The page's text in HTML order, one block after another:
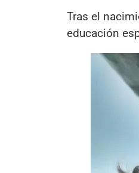
Tras el
educación